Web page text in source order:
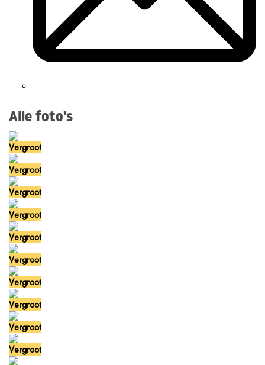
Alle foto's
Vergroot
Vergroot
Vergroot
Vergroot
Vergroot
Vergroot
Vergroot
Vergroot
Vergroot
Vergroot